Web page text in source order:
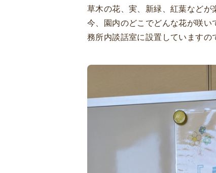
草木の花、実、新緑、紅葉などが
今、園内のどこでどんな花が咲
務所内談話室に設置していますの